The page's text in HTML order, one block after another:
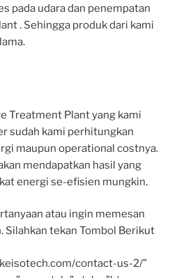
pada udara dan penempatan
. Sehingga produk dari kami
Treatment Plant yang kami
sudah kami perhitungkan
maupun operational costnya.
mendapatkan hasil yang
energi se-efisien mungkin.
atau ingin memesan
Silahkan tekan Tombol Berikut
contact-us-2/”